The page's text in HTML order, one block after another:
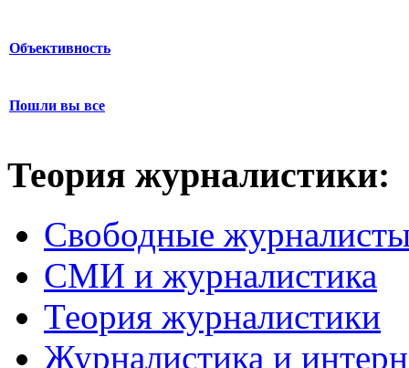
Объективность
Пошли вы все
Теория журналистики:
Свободные
СМИ и журналистика
Теория журналистики
Журналистика и